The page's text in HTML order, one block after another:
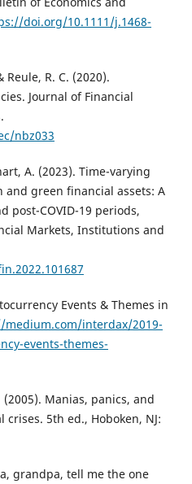
doi.org/10.1111/j.1468-
Reule, R. C. (2020).
Journal of Financial
nbz033
A. (2023). Time-varying
green financial assets: A
post-COVID-19 periods,
Markets, Institutions and
Events & Themes in
medium.com/interdax/2019-
events-themes-
Manias, panics, and
5th ed., Hoboken, NJ:
grandpa, tell me the one